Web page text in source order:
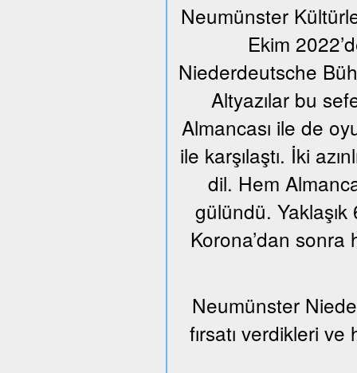
Neumünster
Ekim
Niederdeutsche
Altyazılar bu
Almancası ile de
ile karşılaştı. İki
dil. Hem
gülündü. Yaklaşık
Korona’dan
Neumünster
fırsatı verdikleri